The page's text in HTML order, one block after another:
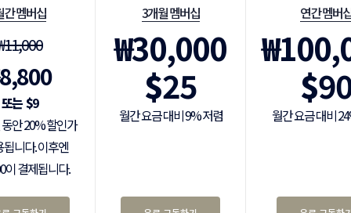
간 멤버십
11,000
8,800
$9
안 20% 할인가
니다. 이후엔
이 결제됩니다.
3개월 멤버십
₩30,000
$25
월간 요금 대비 9% 저렴
연간 멤버
₩
$
월간 요금 대비